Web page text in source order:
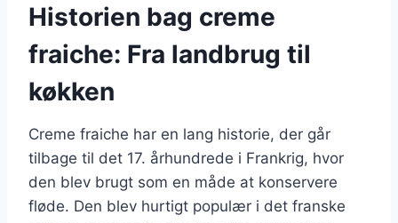
Historien bag creme
fraiche: Fra landbrug til
køkken
Creme fraiche har en lang historie, der går
tilbage til det 17. århundrede i Frankrig, hvor
den blev brugt som en måde at konservere
fløde. Den blev hurtigt populær i det franske